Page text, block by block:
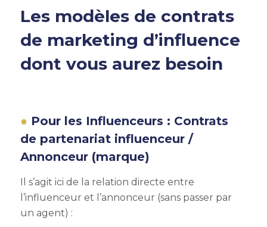
Les modèles de contrats
de marketing d’influence
dont vous aurez besoin
Pour les Influenceurs : Contrats
de partenariat influenceur /
Annonceur (marque)
Il s’agit ici de la relation directe entre
l’influenceur et l’annonceur (sans passer par
un agent) :